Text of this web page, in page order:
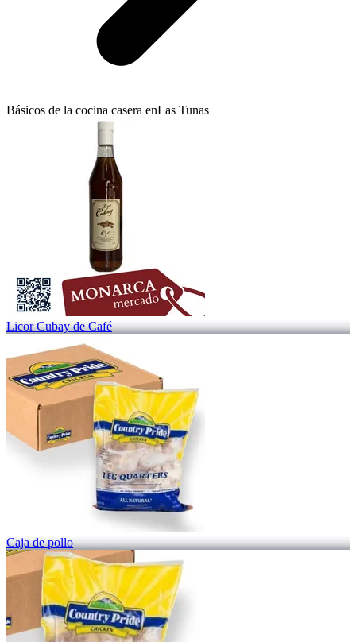
Básicos de la cocina casera enLas Tunas
Licor Cubay de Café
Caja de pollo